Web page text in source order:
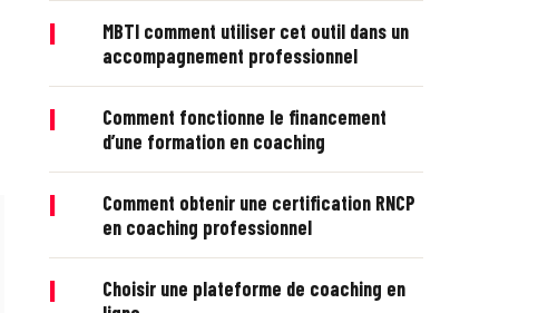
|
MBTI comment utiliser cet outil dans un
accompagnement professionnel
|
Comment fonctionne le financement
d’une formation en coaching
|
Comment obtenir une certification RNCP
en coaching professionnel
|
Choisir une plateforme de coaching en